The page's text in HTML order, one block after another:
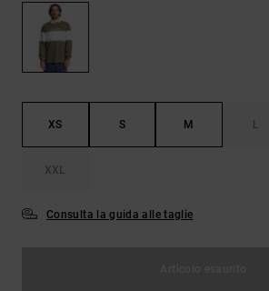
contatto.
XS S M L
XXL
Consulta la guida alle taglie